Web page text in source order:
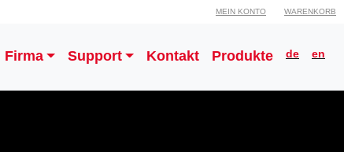
MEIN KONTO WARENKORB
Firma Support Kontakt Produkte de en